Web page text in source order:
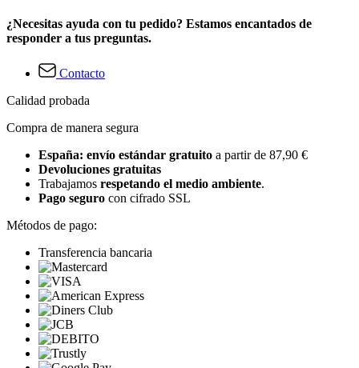
¿Necesitas ayuda con tu pedido? Estamos encantados de
responder a tus preguntas.
Contacto
Calidad probada
Compra de manera segura
España: envío estándar gratuito a partir de 87,90 €
Devoluciones gratuitas
Trabajamos respetando el medio ambiente.
Pago seguro con cifrado SSL
Métodos de pago:
Transferencia bancaria